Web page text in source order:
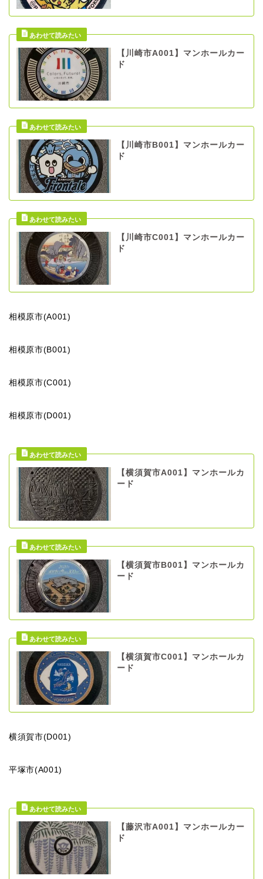
【川崎市A001】マンホールカー
ド
【川崎市B001】マンホールカー
ド
【川崎市C001】マンホールカー
ド
相模原市(A001)
相模原市(B001)
相模原市(C001)
相模原市(D001)
【横須賀市A001】マンホールカ
ード
【横須賀市B001】マンホールカ
ード
【横須賀市C001】マンホールカ
ード
横須賀市(D001)
平塚市(A001)
【藤沢市A001】マンホールカー
ド